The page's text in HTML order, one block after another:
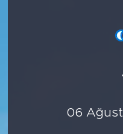
06
Sektör